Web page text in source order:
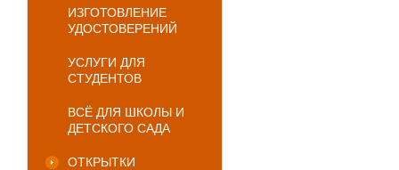
ИЗГОТОВЛЕНИЕ
УДОСТОВЕРЕНИЙ
УСЛУГИ ДЛЯ
СТУДЕНТОВ
ВСЁ ДЛЯ ШКОЛЫ И
ДЕТСКОГО САДА
ОТКРЫТКИ